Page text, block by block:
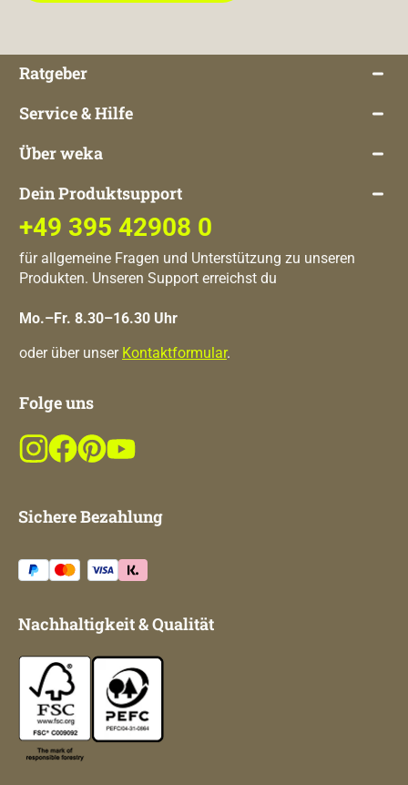
Ratgeber
Service & Hilfe
Über weka
Dein Produktsupport
+49 395 42908 0
für allgemeine Fragen und Unterstützung zu unseren
Produkten. Unseren Support erreichst du
Mo.–Fr. 8.30–16.30 Uhr
oder über unser Kontaktformular.
Folge uns
Sichere Bezahlung
Nachhaltigkeit & Qualität